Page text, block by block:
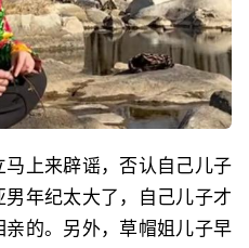
上来辟谣，否认自己儿子
年纪太大了，自己儿子才
的。另外，草帽姐儿子早